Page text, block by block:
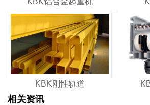
KBK刚性轨道
相关资讯